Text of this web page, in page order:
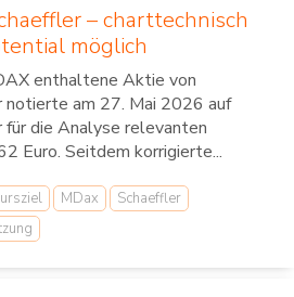
– charttechnisch
möglich
enthaltene Aktie von
notierte am 27. Mai 2026 auf
für die Analyse relevanten
Euro. Seitdem korrigierte...
MDax
Schaeffler